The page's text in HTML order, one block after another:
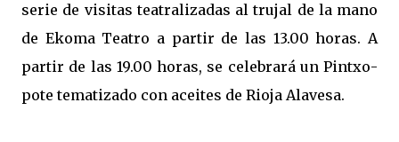
serie de visitas teatralizadas al trujal de la mano
de Ekoma Teatro a partir de las 13.00 horas. A
partir de las 19.00 horas, se celebrará un Pintxo-
pote tematizado con aceites de Rioja Alavesa.